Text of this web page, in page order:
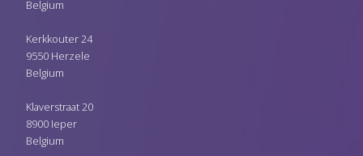
Belgium
Kerkkouter 24
9550 Herzele
Belgium
Klaverstraat 20
8900 Ieper
Belgium